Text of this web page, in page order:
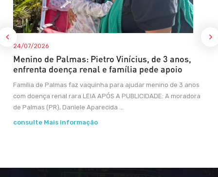
24/07/2026
Menino de Palmas: Pietro Vinícius, de 3 anos,
enfrenta doença renal e família pede apoio
Família de Palmas faz vaquinha para ajudar menino de 3 anos
com doença renal rara LEIA APÓS A PUBLICIDADE: A moradora
de Palmas (PR), Daniele Aparecida ...
consulte Mais informação